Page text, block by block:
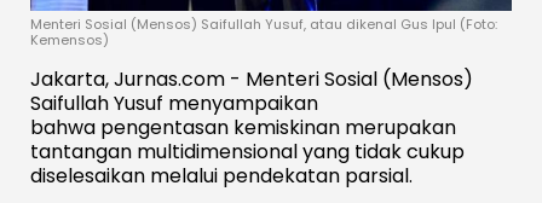
Menteri Sosial (Mensos) Saifullah Yusuf, atau dikenal Gus Ipul (Foto:
Kemensos)
Jakarta, Jurnas.com - Menteri Sosial (Mensos)
Saifullah Yusuf menyampaikan
bahwa pengentasan kemiskinan merupakan
tantangan multidimensional yang tidak cukup
diselesaikan melalui pendekatan parsial.